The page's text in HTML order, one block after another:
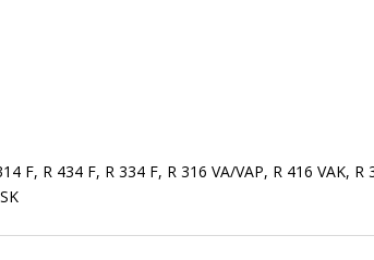
F, R 434 F, R 334 F, R 316 VA/VAP, R 416 VAK,